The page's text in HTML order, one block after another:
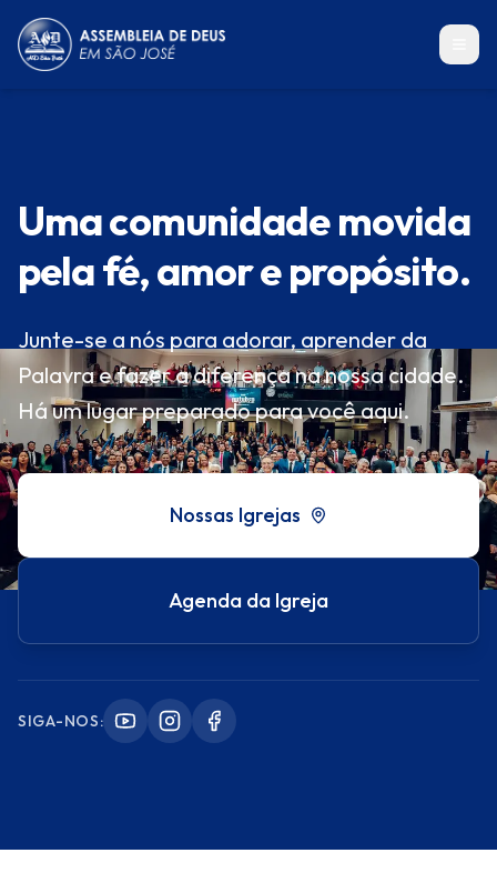
Uma comunidade movida
pela fé, amor e propósito.
Junte-se a nós para adorar, aprender da
Palavra e fazer a diferença na nossa cidade.
Há um lugar preparado para você aqui.
Nossas Igrejas
Agenda da Igreja
SIGA-NOS: